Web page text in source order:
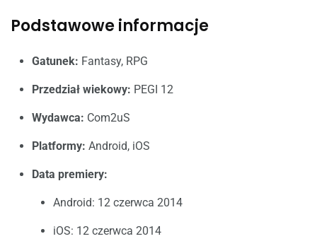
Podstawowe informacje
Gatunek: Fantasy, RPG
Przedział wiekowy: PEGI 12
Wydawca: Com2uS
Platformy: Android, iOS
Data premiery:
Android: 12 czerwca 2014
iOS: 12 czerwca 2014